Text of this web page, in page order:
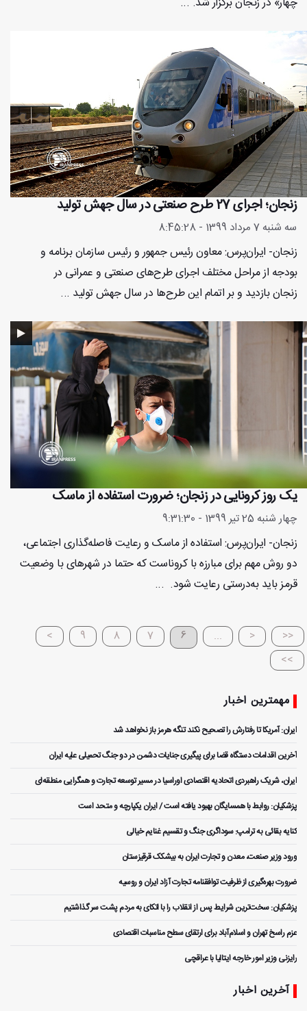
زنجان؛ اجرای 27 طرح صنعتی در سال جهش تولید
سه شنبه 7 مرداد 1399 - 8:45:28
زنجان- ایران‌پرس: معاون رئیس جمهور و رئیس سازمان برنامه و
بودجه از مراحل مختلف اجرای طرح‌های صنعتی و عمرانی در
زنجان بازدید و بر اتمام این طرح‌ها در سال جهش تولید ...
یک روز کرونایی در زنجان؛ ضرورت استفاده از ماسک
چهار شنبه 25 تیر 1399 - 9:31:30
زنجان- ایران‌پرس: استفاده از ماسک و رعایت فاصله‌گذاری اجتماعی،
دو روش مهم برای مبارزه با کروناست که حتما در شهرهای با وضعیت
قرمز باید به‌درستی رعایت شود. ...
<<
<
...
6
7
8
9
>
>>
مهمترین اخبار
ایران: آمریکا تا رفتارش را تصحیح نکند تنگه هرمز باز نخواهد شد
آخرین اقدامات دستگاه قضا برای پیگیری جنایات دشمن در دو جنگ تحمیلی علیه ایران
ایران، شریک راهبردی اتحادیه اقتصادی اوراسیا در مسیر توسعه تجارت و همگرایی منطقه‌ای
پزشکیان: روابط با همسایگان بهبود یافته است / ایران یکپارچه و متحد است
کنایه بقائی به ترامپ: سوداگری جنگ و تقسیم غنایم خیالی
ورود وزیر صنعت، معدن و تجارت ایران به بیشکک قرقیزستان
ضرورت بهره‌گیری از ظرفیت توافقنامه تجارت آزاد ایران و روسیه
پزشکیان: سخت‌ترین شرایط پس از انقلاب را با اتکای به مردم پشت سر گذاشتیم
عزم راسخ تهران و اسلام‌آباد برای ارتقای سطح مناسبات اقتصادی
رایزنی وزیر امور خارجه ایتالیا با عراقچی
آخرین اخبار